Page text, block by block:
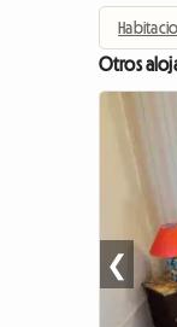
Otros
❮